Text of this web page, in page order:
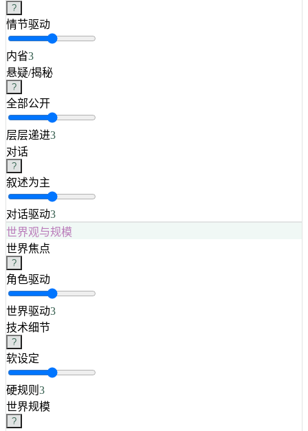
?
情节驱动
内省3
悬疑/揭秘
?
全部公开
层层递进3
对话
?
叙述为主
对话驱动3
世界观与规模
世界焦点
?
角色驱动
世界驱动3
技术细节
?
软设定
硬规则 3
世界规模
?